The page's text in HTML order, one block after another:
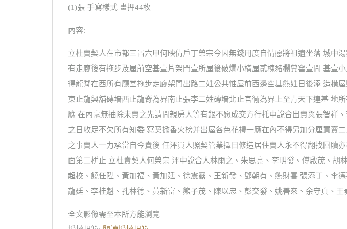
(1)張 手寫樣式 畫押44枚
內容:
立杜賣契人在市都三啚六甲何映倩戶丁榮宗今因無錢用度自情愿將祖遺坐落 城中
有走廊後有拖步及屋前空基壹片架門壹所屋後破爛小橫屋貳棟豬欄糞窖壹間 基壹
得龍脊在西所有廳堂拖步走廊架門出路二姓公共惟屋前西邊空基熊姓日後添 造橫
東止龍興舖磚墻西止龍脊為界南止張李二姓磚墻北止官衕為界上至青天下連基 地
應 在內毫無抽除未賣之先請問親房人等有銀不愿成交方行托中說合出賣與張智祥
之日收足不欠所有知委 寫契掀香火榜并出屋各色花禮一應在內不得另加分厘買賣
之事賣人一力承當自今賣後 任泙買人照契管業擇日修造居住賣人永不得翻找回贖
面第二栟止 立杜賣契人何榮宗 泙中說合人林雨之、朱思亮、李明發、傅啟茂、
超校、饒任陞、黃加福、黃加廷、徐震露、王新發、鄧朝有、熊財喜 張添丁、李
龍廷、李桂魁、孔林德、黃新富、熊子茂、陳以忠、彭交發、姚善來、余守真、
全文影像需至本所方能瀏覽